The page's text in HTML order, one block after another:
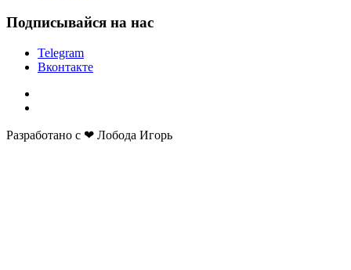
Подписывайся на нас
Telegram
Вконтакте
Разработано с ❤ Лобода Игорь